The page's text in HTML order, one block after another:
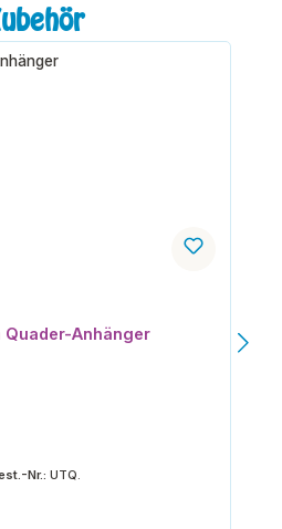
Quader-Anhänger
Nr.: UTQ.